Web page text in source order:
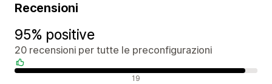
Recensioni
95% positive
20 recensioni per tutte le preconfigurazioni
19